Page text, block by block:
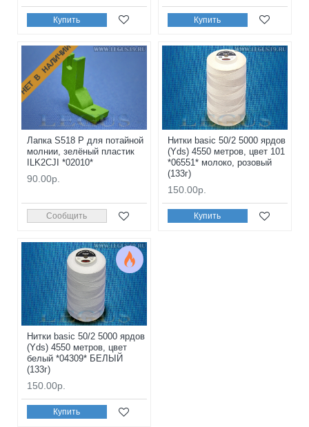
Купить Купить
НЕТ В НАЛИЧИИ
Лапка S518 P для потайной
молнии, зелёный пластик
ILK2CJI *02010*
90.00р.
Сообщить
Нитки basic 50/2 5000 ярдов
(Yds) 4550 метров, цвет 101
*06551* молоко, розовый
(133г)
150.00р.
Купить
Нитки basic 50/2 5000 ярдов
(Yds) 4550 метров, цвет
белый *04309* БЕЛЫЙ
(133г)
150.00р.
Купить